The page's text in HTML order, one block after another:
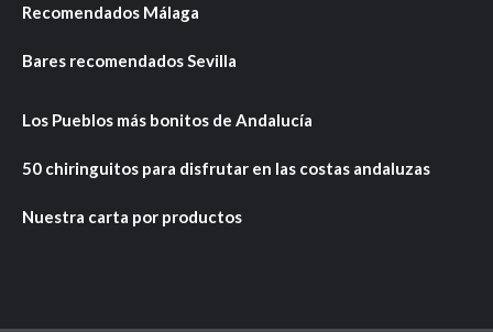
Recomendados Málaga
Bares recomendados Sevilla
Los Pueblos más bonitos de Andalucía
50 chiringuitos para disfrutar en las costas andaluzas
Nuestra carta por productos